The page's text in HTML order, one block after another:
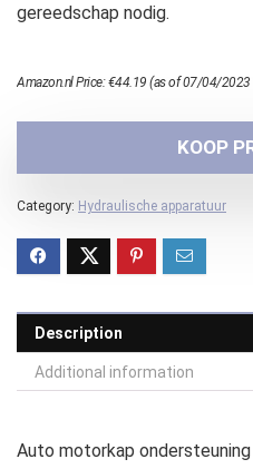
gereedschap nodig.
Amazon.nl Price:€44.19 (as of 07/04/2023
KOOP
Category: Hydraulische apparatuur
Description
Additional information
Auto motorkap